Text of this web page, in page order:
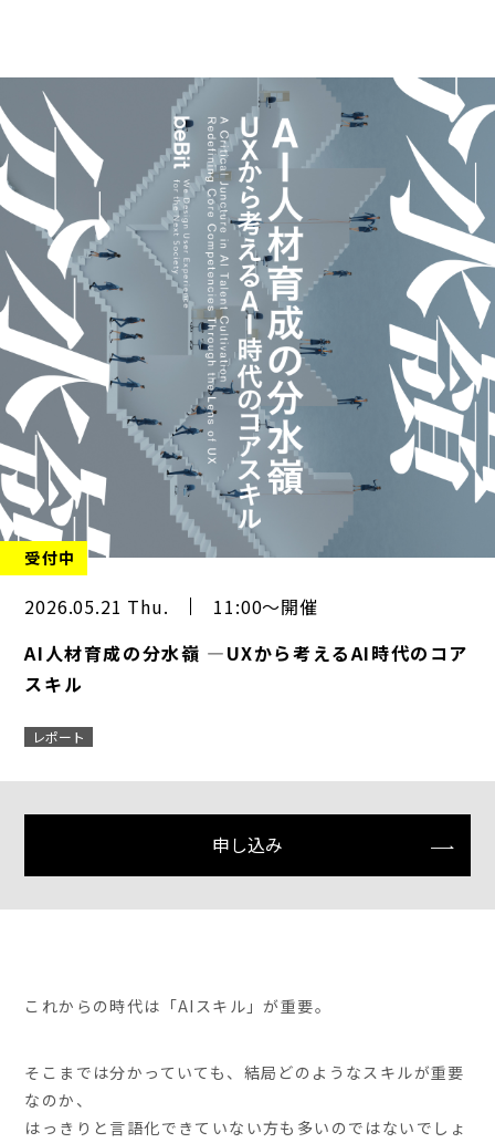
受付中
2026.05.21 Thu.
11:00～開催
AI人材育成の分水嶺 ―UXから考えるAI時代のコア
スキル
レポート
申し込み
これからの時代は「AIスキル」が重要。
そこまでは分かっていても、結局どのようなスキルが重要
なのか、
はっきりと言語化できていない方も多いのではないでしょ